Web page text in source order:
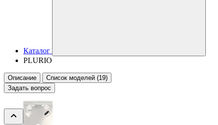
Каталог
PLURIO
Описание
Список моделей (19)
Задать вопрос